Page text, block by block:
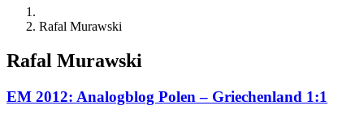
Rafal Murawski
Rafal Murawski
EM 2012: Analogblog Polen – Griechenland 1:1